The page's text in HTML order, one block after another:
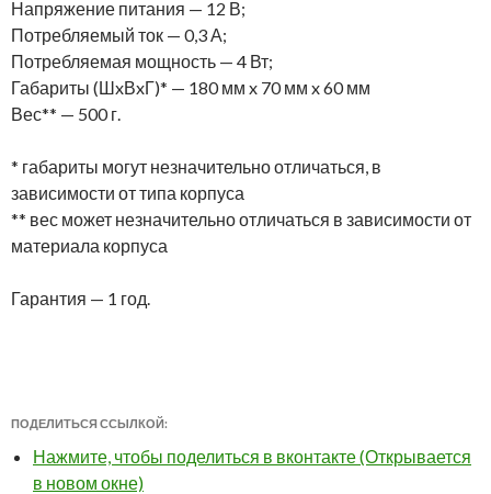
Напряжение питания — 12 В;
Потребляемый ток — 0,3 А;
Потребляемая мощность — 4 Вт;
Габариты (ШxВxГ)* — 180 мм x 70 мм x 60 мм
Вес** — 500 г.
* габариты могут незначительно отличаться, в
зависимости от типа корпуса
** вес может незначительно отличаться в зависимости от
материала корпуса
Гарантия — 1 год.
ПОДЕЛИТЬСЯ ССЫЛКОЙ:
Нажмите, чтобы поделиться в вконтакте (Открывается
в новом окне)